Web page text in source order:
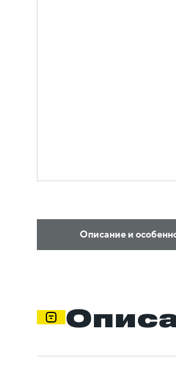
Описание и